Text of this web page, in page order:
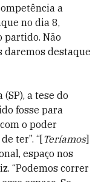
a
no dia 8,
partido. Não
daremos destaque
a tese do
fosse para
o poder
ter”. “[Teríamos]
espaço nos
“Podemos correr